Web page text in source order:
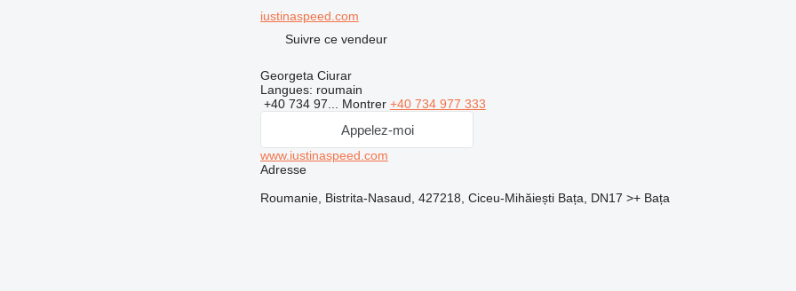
iustinaspeed.com
Suivre ce vendeur
Georgeta Ciurar
Langues: roumain
+40 734 97... Montrer +40 734 977 333
Appelez-moi
www.iustinaspeed.com
Adresse
Roumanie, Bistrita-Nasaud, 427218, Ciceu-Mihăiești Bața, DN17 >+ Bața